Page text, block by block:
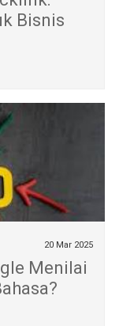
Bisnis
20 Mar 2025
Menilai